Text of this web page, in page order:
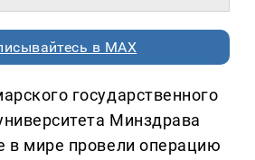
в MAX
государственного
Минздрава
в мире провели операцию